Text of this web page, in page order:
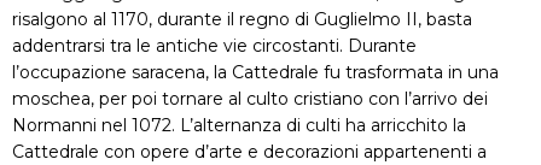
risalgono al 1170, durante il regno di Guglielmo II, basta
addentrarsi tra le antiche vie circostanti. Durante
l’occupazione saracena, la Cattedrale fu trasformata in una
moschea, per poi tornare al culto cristiano con l’arrivo dei
Normanni nel 1072. L’alternanza di culti ha arricchito la
Cattedrale con opere d’arte e decorazioni appartenenti a